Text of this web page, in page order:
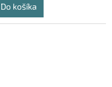
Do košíka